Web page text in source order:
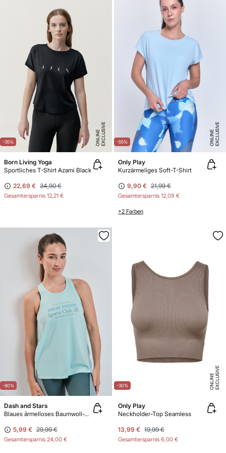
-35% E
X
C
L
U
SI
V
E
O
N
LI
N
E
Born Living Yoga
Sportliches T-Shirt Azami Black
22,69 € 34,90 €
Gesamtersparnis 12,21 €
-55% E
X
C
L
U
SI
V
E
O
N
LI
N
E
Only Play
Kurzärmeliges Soft-T-Shirt
9,90 € 21,99 €
Gesamtersparnis 12,09 €
+2 Farben
-80%
Dash and Stars
Blaues ärmelloses Baumwoll-T-Shirt
5,99 € 29,99 €
Gesamtersparnis 24,00 €
-30% E
X
C
L
U
SI
V
E
O
N
LI
N
E
Only Play
Neckholder-Top Seamless
13,99 € 19,99 €
Gesamtersparnis 6,00 €